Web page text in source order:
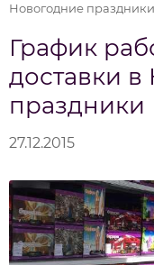
Новогодние праздники
График
доставки
праздники
27.12.2015